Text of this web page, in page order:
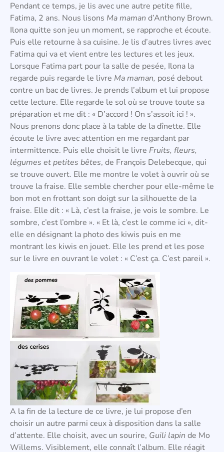
Pendant ce temps, je lis avec une autre petite fille,
Fatima, 2 ans. Nous lisons Ma maman d’Anthony Brown.
Ilona quitte son jeu un moment, se rapproche et écoute.
Puis elle retourne à sa cuisine. Je lis d’autres livres avec
Fatima qui va et vient entre les lectures et les jeux.
Lorsque Fatima part pour la salle de pesée, Ilona la
regarde puis regarde le livre Ma maman, posé debout
contre un bac de livres. Je prends l’album et lui propose
cette lecture. Elle regarde le sol où se trouve toute sa
préparation et me dit : « D’accord ! On s’assoit ici ! ».
Nous prenons donc place à la table de la dînette. Elle
écoute le livre avec attention en me regardant par
intermittence. Puis elle choisit le livre Fruits, fleurs,
légumes et petites bêtes, de François Delebecque, qui
se trouve ouvert. Elle me montre le volet à ouvrir où se
trouve la fraise. Elle semble chercher pour elle-même le
bon mot en frottant son doigt sur la silhouette de la
fraise. Elle dit : « Là, c’est la fraise, je vois le sombre. Le
sombre, c’est l’ombre ». « Et là, c’est le comme ici », dit-
elle en désignant la photo des kiwis puis en me
montrant les kiwis en jouet. Elle les prend et les pose
sur le livre en ouvrant le volet : « C’est ça. C’est pareil ».
A la fin de la lecture de ce livre, je lui propose d’en
choisir un autre parmi ceux à disposition dans la salle
d’attente. Elle choisit, avec un sourire, Guili lapin de Mo
Willems. Visiblement, elle connaît l’album. Elle réagit